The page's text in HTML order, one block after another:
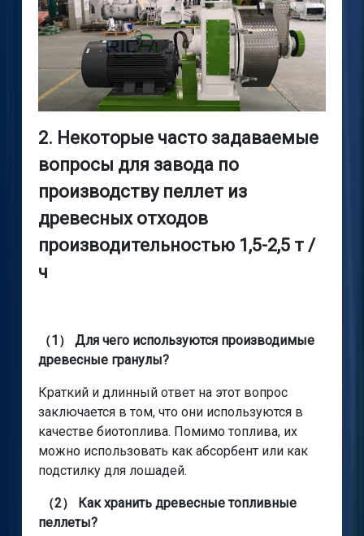
2. Некоторые часто задаваемые
вопросы для завода по
производству пеллет из
древесных отходов
производительностью 1,5-2,5 т /
ч
（1） Для чего используются производимые
древесные гранулы?
Краткий и длинный ответ на этот вопрос
заключается в том, что они используются в
качестве биотоплива. Помимо топлива, их
можно использовать как абсорбент или как
подстилку для лошадей.
（2） Как хранить древесные топливные
пеллеты?